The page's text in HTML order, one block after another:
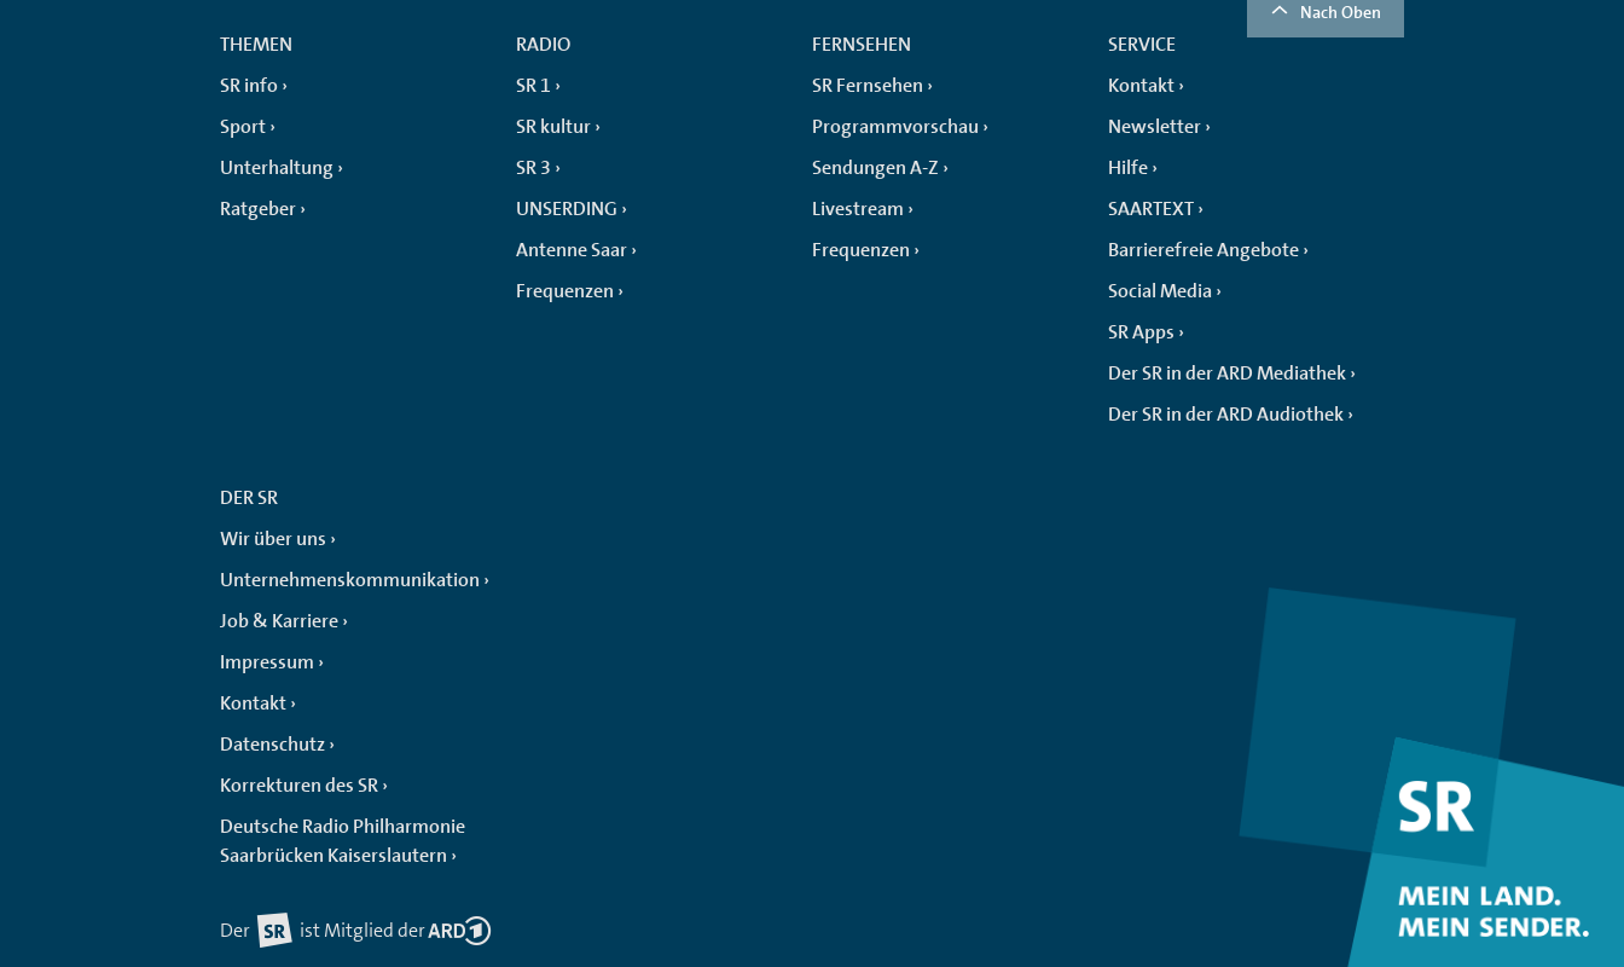
Nach Oben
THEMEN
SR info
Sport
Unterhaltung
Ratgeber
RADIO
SR 1
SR kultur
SR 3
UNSERDING
Antenne Saar
Frequenzen
FERNSEHEN
SR Fernsehen
Programmvorschau
Sendungen A-Z
Livestream
Frequenzen
SERVICE
Kontakt
Newsletter
Hilfe
SAARTEXT
Barrierefreie Angebote
Social Media
SR Apps
Der SR in der ARD Mediathek
Der SR in der ARD Audiothek
DER SR
Wir über uns
Unternehmenskommunikation
Job & Karriere
Impressum
Kontakt
Datenschutz
Korrekturen des SR
Deutsche Radio Philharmonie
Saarbrücken Kaiserslautern
Der ist Mitglied der